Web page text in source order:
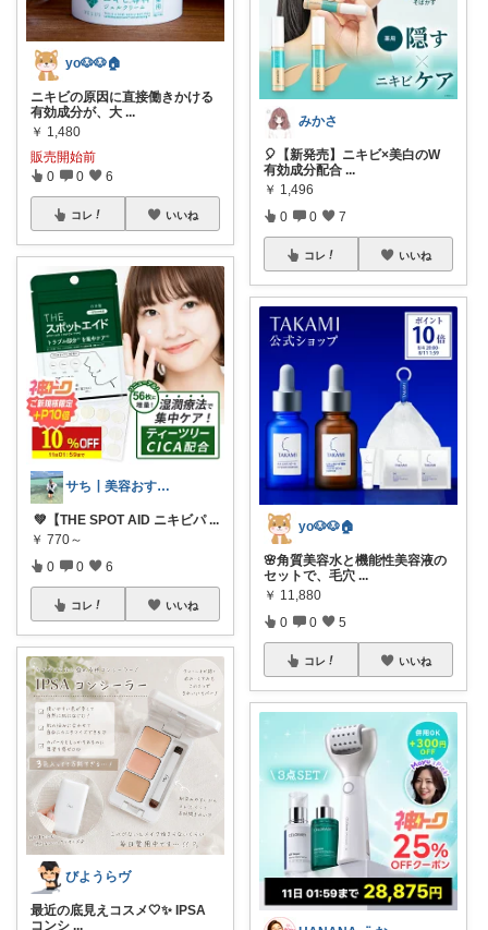
yo🐶🐶🏠
ニキビの原因に直接働きかける
有効成分が、大 ...
￥ 1,480
販売開始前
0 0 6
コレ いいね
サち┃美容おすすめ┃垢抜け
‪ 💚【THE SPOT AID ニキビパ ...
￥ 770～
0 0 6
コレ いいね
びようらヴ
最近の底見えコスメ🤍✨ IPSA
コンシ ...
みかさ
🎈【新発売】ニキビ×美白のW
有効成分配合 ...
￥ 1,496
0 0 7
コレ いいね
yo🐶🐶🏠
🌸角質美容水と機能性美容液の
セットで、毛穴 ...
￥ 11,880
0 0 5
コレ いいね